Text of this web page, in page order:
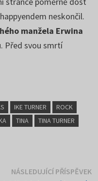
neskončil.
manžela Erwina
Před svou smrtí
IKE TURNER
ROCK
TINA
TINA TURNER
NÁSLEDUJÍCÍ PŘÍSPĚVEK